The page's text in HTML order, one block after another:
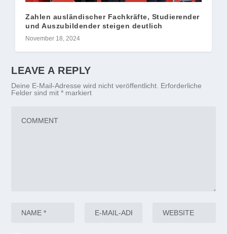
Zahlen ausländischer Fachkräfte, Studierender
und Auszubildender steigen deutlich
November 18, 2024
LEAVE A REPLY
Deine E-Mail-Adresse wird nicht veröffentlicht. Erforderliche
Felder sind mit* markiert